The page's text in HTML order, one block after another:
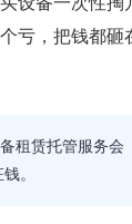
亏，把钱都砸
租赁托管服务会
。